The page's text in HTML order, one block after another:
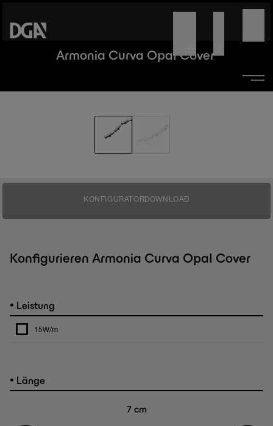
Armonia Curva Opal Cover
KONFIGURATORDOWNLOAD
Konfigurieren Armonia Curva Opal Cover
• Leistung
15W/m
• Länge
7cm